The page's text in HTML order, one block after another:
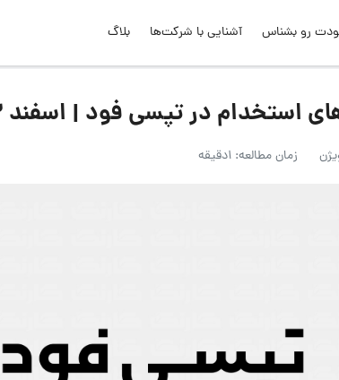
رو بشناس آشنایی با شرکت‌ها بلاگ
استخدام در تپسی فود | اسفند ۱۴۰۳
زمان مطالعه: 1دقیقه